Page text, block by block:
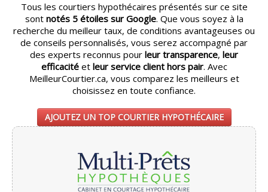
CATÉGORIES▼
ACHETEUR / VENDEUR▼
ENTREPRENEURS▼
ESPACE COURTIER▼
Tous les courtiers hypothécaires présentés sur ce site
sont notés 5 étoiles sur Google. Que vous soyez à la
recherche du meilleur taux, de conditions avantageuses ou
de conseils personnalisés, vous serez accompagné par
des experts reconnus pour leur transparence, leur
efficacitéet leur service client hors pair. Avec
MeilleurCourtier.ca, vous comparez les meilleurs et
choisissez en toute confiance.
AJOUTEZ UN TOP COURTIER HYPOTHÉCAIRE